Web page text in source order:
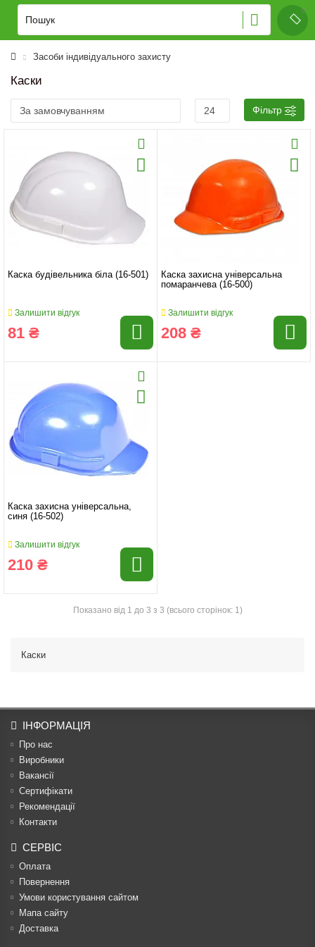
Засоби індивідуального захисту
Каски
Фільтр
Каска будівельника біла (16-501)
Залишити відгук
81 ₴
Каска захисна універсальна
помаранчева (16-500)
Залишити відгук
208 ₴
Каска захисна універсальна,
синя (16-502)
Залишити відгук
210 ₴
Показано від 1 до 3 з 3 (всього сторінок: 1)
Каски
ІНФОРМАЦІЯ
Про нас
Виробники
Вакансії
Сертифікати
Рекомендації
Контакти
СЕРВІС
Оплата
Повернення
Умови користування сайтом
Мапа сайту
Доставка